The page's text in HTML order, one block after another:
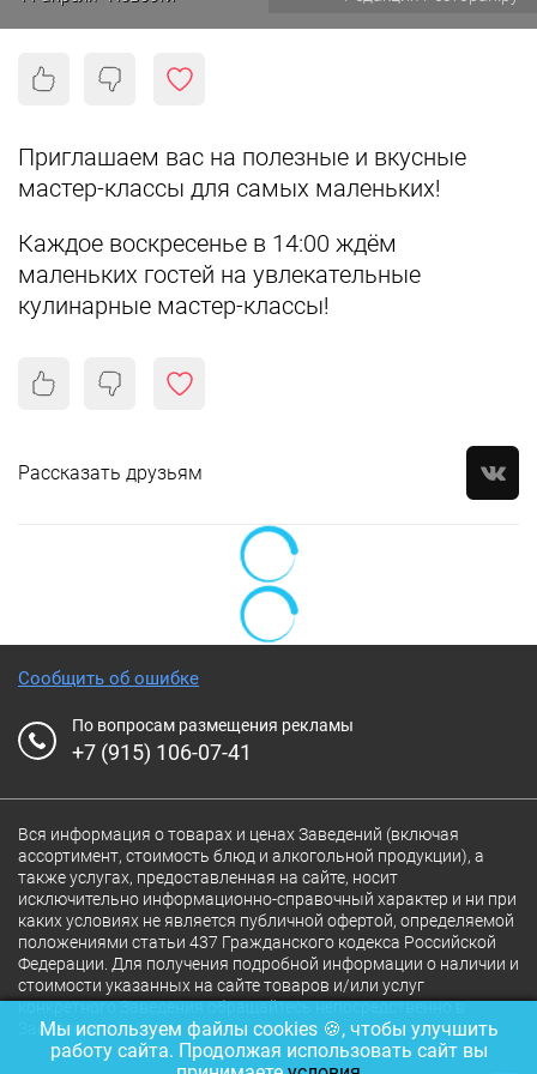
Приглашаем вас на полезные и вкусные
мастер-классы для самых маленьких!
Каждое воскресенье в 14:00 ждём
маленьких гостей на увлекательные
кулинарные мастер-классы!
Рассказать друзьям
Сообщить об ошибке
По вопросам размещения рекламы
+7 (915) 106-07-41
Вся информация о товарах и ценах Заведений (включая
ассортимент, стоимость блюд и алкогольной продукции), а
также услугах, предоставленная на сайте, носит
исключительно информационно-справочный характер и ни при
каких условиях не является публичной офертой, определяемой
положениями статьи 437 Гражданского кодекса Российской
Федерации. Для получения подробной информации о наличии и
стоимости указанных на сайте товаров и/или услуг
конкретного Заведения обращайтесь непосредственно в
Заведение.
Мы используем файлы cookies 🍪, чтобы улучшить
работу сайта. Продолжая использовать сайт вы